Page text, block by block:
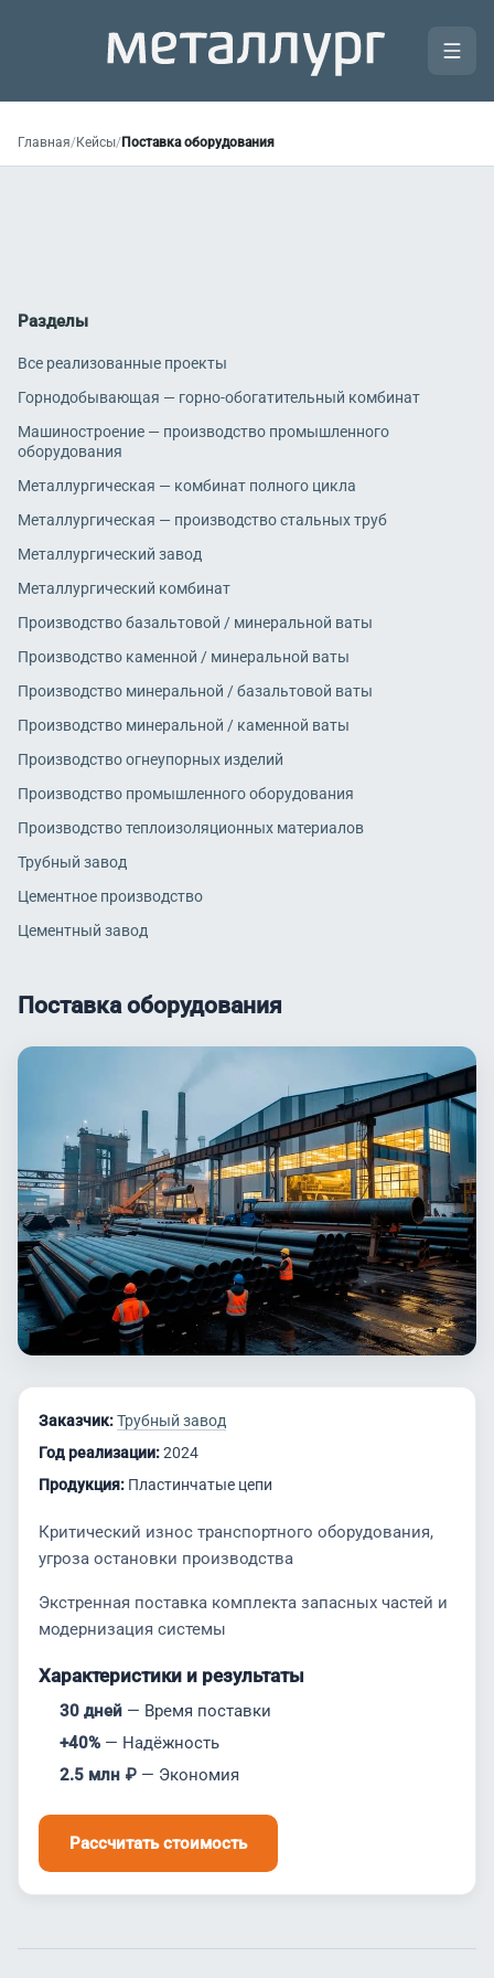
Главная/Кейсы/Поставка оборудования
Разделы
Все реализованные проекты
Горнодобывающая — горно-обогатительный комбинат
Машиностроение — производство промышленного
оборудования
Металлургическая — комбинат полного цикла
Металлургическая — производство стальных труб
Металлургический завод
Металлургический комбинат
Производство базальтовой / минеральной ваты
Производство каменной / минеральной ваты
Производство минеральной / базальтовой ваты
Производство минеральной / каменной ваты
Производство огнеупорных изделий
Производство промышленного оборудования
Производство теплоизоляционных материалов
Трубный завод
Цементное производство
Цементный завод
Поставка оборудования
Заказчик:Трубный завод
Год реализации:2024
Продукция: Пластинчатые цепи
Критический износ транспортного оборудования,
угроза остановки производства
Экстренная поставка комплекта запасных частей и
модернизация системы
Характеристики и результаты
30 дней — Время поставки
+40% — Надёжность
2.5 млн ₽ — Экономия
Рассчитать стоимость